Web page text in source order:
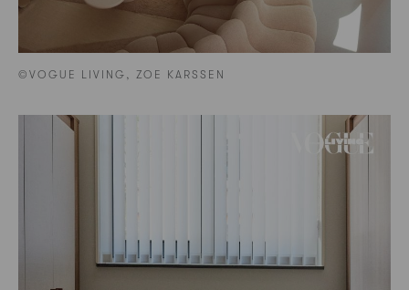
©VOGUE LIVING, ZOE KARSSEN